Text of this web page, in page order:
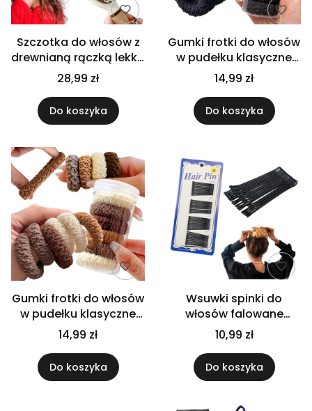
Szczotka do włosów z
drewnianą rączką lekka
do rozczesywania
stylizacji fryzur
28,99 zł
Do koszyka
Gumki frotki do włosów
w pudełku klasyczne
zestaw 6szt
uniwersalne czarne
14,99 zł
Do koszyka
Gumki frotki do włosów
w pudełku klasyczne
zestaw 6szt
uniwersalne
14,99 zł
Do koszyka
Wsuwki spinki do
włosów falowane
czarne komplet 60
sztuk 4,4cm
10,99 zł
Do koszyka